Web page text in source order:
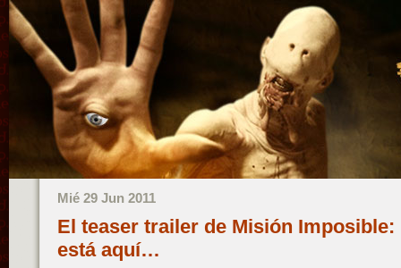
Mié 29 Jun 2011
El teaser trailer de Misión
está aquí…